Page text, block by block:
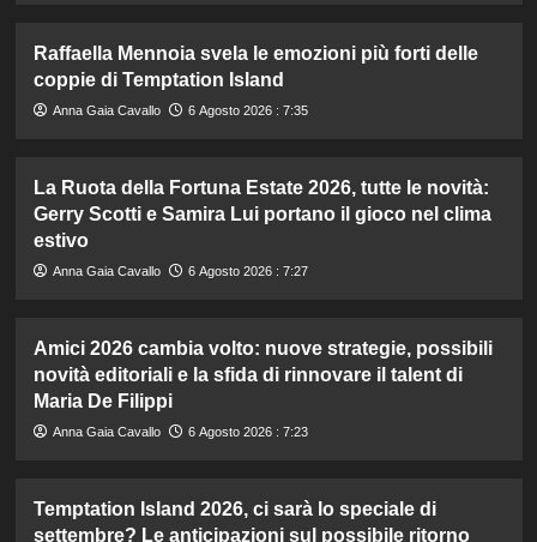
Raffaella Mennoia svela le emozioni più forti delle
coppie di Temptation Island
Anna Gaia Cavallo 6 Agosto 2026 : 7:35
La Ruota della Fortuna Estate 2026, tutte le novità:
Gerry Scotti e Samira Lui portano il gioco nel clima
estivo
Anna Gaia Cavallo 6 Agosto 2026 : 7:27
Amici 2026 cambia volto: nuove strategie, possibili
novità editoriali e la sfida di rinnovare il talent di
Maria De Filippi
Anna Gaia Cavallo 6 Agosto 2026 : 7:23
Temptation Island 2026, ci sarà lo speciale di
settembre? Le anticipazioni sul possibile ritorno